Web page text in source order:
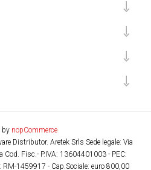
by nopCommerce
Distributor. Aretek Srls Sede legale: Via
Fisc.- P.IVA: 13604401003 - PEC:
RM-1459917 - Cap.Sociale: euro 800,00